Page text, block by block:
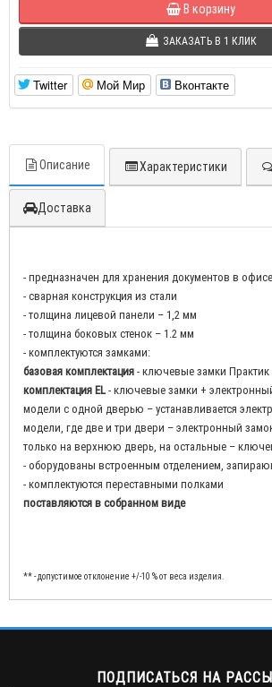
В корзину
ЗАКАЗАТЬ В 1 КЛИК
Twitter Мой Мир Вконтакте
Описание Характеристики
Доставка
- предназначен для хранения документов в офисе
- сварная конструкция из стали
- толщина лицевой панели – 1,2 мм
- толщина боковых стенок – 1.2 мм
- комплектуются замками:
базовая комплектация- ключевые замки Практик
комплектация EL- ключевые замки +
модели с одной дверью – устанавливается
модели, где две и три двери – электронный
только на верхнюю дверь, на остальные –
- оборудованы встроенным отделением,
- комплектуются переставными полками
поставляются в собранном виде
** - допустимое отклонение +/-10 % от веса изделия.
ПОДПИСАТЬСЯ НА